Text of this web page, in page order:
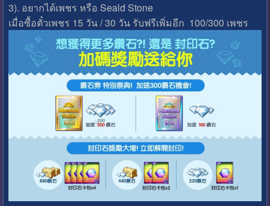
3). อยากได้เพชร หรือ Seald Stone
เมื่อซื้อตั๋วเพชร 15 วัน / 30 วัน รับฟรีเพิ่มอีก 100/300 เพชร